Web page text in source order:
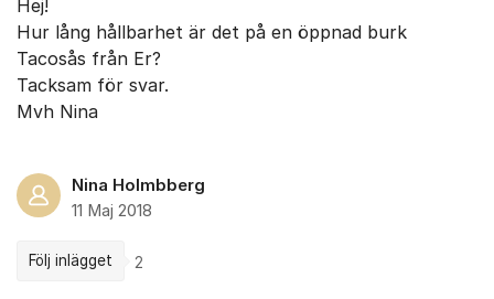
Hej!
Hur lång hållbarhet är det på en öppnad burk
Tacosås från Er?
Tacksam för svar.
Mvh Nina
Nina Holmbberg
11 Maj 2018
Följ inlägget 2